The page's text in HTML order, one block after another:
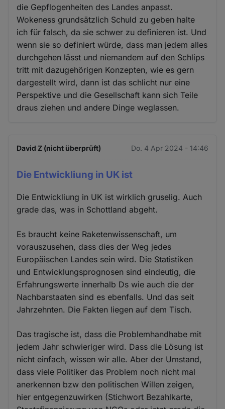
die Gepflogenheiten des Landes anpasst.
Wokeness grundsätzlich Schuld zu geben halte
ich für falsch, da sie schwer zu definieren ist. Und
wenn sie so definiert würde, dass man jedem alles
durchgehen lässt und niemandem auf den Schlips
tritt mit dazugehörigen Konzepten, wie es gern
dargestellt wird, dann ist das schlicht nur eine
Perspektive und die Gesellschaft kann sich Teile
draus ziehen und andere Dinge weglassen.
David Z (nicht überprüft) Do. 4 Apr 2024 - 14:46
Die Entwickliung in UK ist
Die Entwickliung in UK ist wirklich gruselig. Auch
grade das, was in Schottland abgeht.
Es braucht keine Raketenwissenschaft, um
vorauszusehen, dass dies der Weg jedes
Europäischen Landes sein wird. Die Statistiken
und Entwicklungsprognosen sind eindeutig, die
Erfahrungswerte innerhalb Ds wie auch die der
Nachbarstaaten sind es ebenfalls. Und das seit
Jahrzehnten. Die Fakten liegen auf dem Tisch.
Das tragische ist, dass die Problemhandhabe mit
jedem Jahr schwieriger wird. Dass die Lösung ist
nicht einfach, wissen wir alle. Aber der Umstand,
dass viele Politiker das Problem noch nicht mal
anerkennen bzw den politischen Willen zeigen,
hier entgegenzuwirken (Stichwort Bezahlkarte,